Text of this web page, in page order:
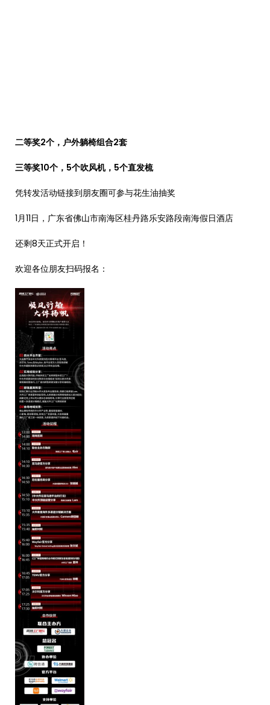
二等奖2个，户外躺椅组合2套
三等奖10个，5个吹风机，5个直发梳
凭转发活动链接到朋友圈可参与花生油抽奖
1月11日，广东省佛山市南海区桂丹路乐安路段南海假日酒店
还剩8天正式开启！
欢迎各位朋友扫码报名：